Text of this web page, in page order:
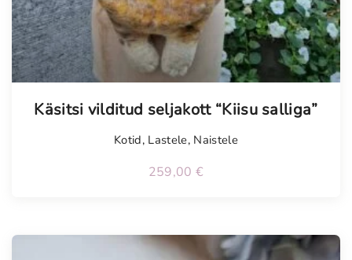
Käsitsi vilditud seljakott “Kiisu salliga”
Kotid, Lastele, Naistele
259,00 €